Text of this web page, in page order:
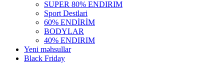
SUPER 80% ENDIRIM
Sport Destlari
60% ENDİRİM
BODYLAR
40% ENDIRIM
Yeni məhsullar
Black Friday